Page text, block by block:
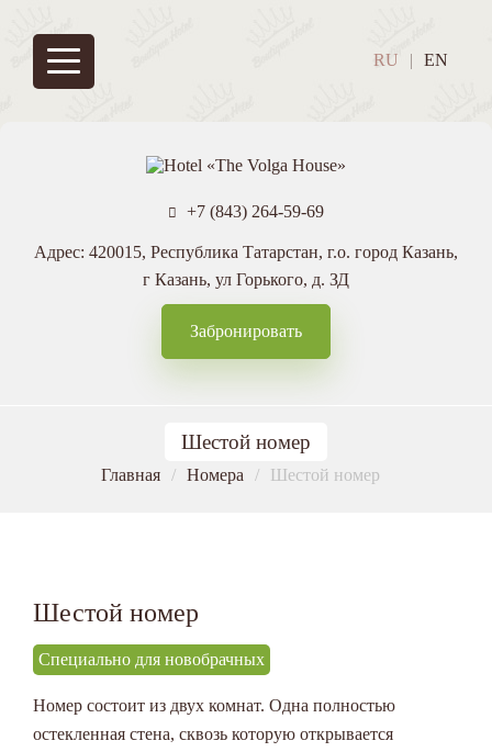
основному
содержанию
Основная
навигация
RU EN
 +7 (843) 264-59-69
Адрес: 420015, Республика Татарстан, г.о. город Казань,
г Казань, ул Горького, д. ЗД
Забронировать
Шестой номер
Строка
Главная Номера Шестой номер
Шестой номер
Специально для новобрачных
Номер состоит из двух комнат. Одна полностью
остекленная стена, сквозь которую открывается